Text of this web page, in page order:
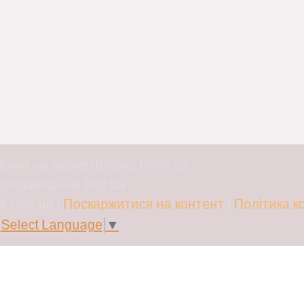
Поскаржитися на контент
Політика
Select Language ▼